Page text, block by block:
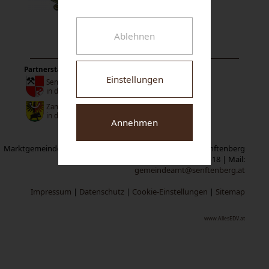
Partnerstädte:
Senftenberg
in der Niederlausitz
Zamberk
in der Tschechischen Republik
Marktgemeinde Senftenberg | Neuer Markt 1 | A-3541 Senftenberg
| Fax: 02719/2319-18 | Mail:
gemeindeamt@senftenberg.at
Impressum | Datenschutz | Cookie-Einstellungen | Sitemap
www.AllesEDV.at
Ablehnen
Einstellungen
Annehmen